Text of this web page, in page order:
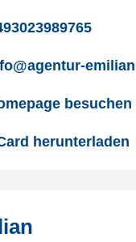
besuchen
herunterladen